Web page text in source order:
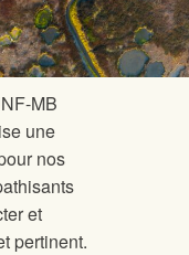
MB
une
nos
et
pertinent.